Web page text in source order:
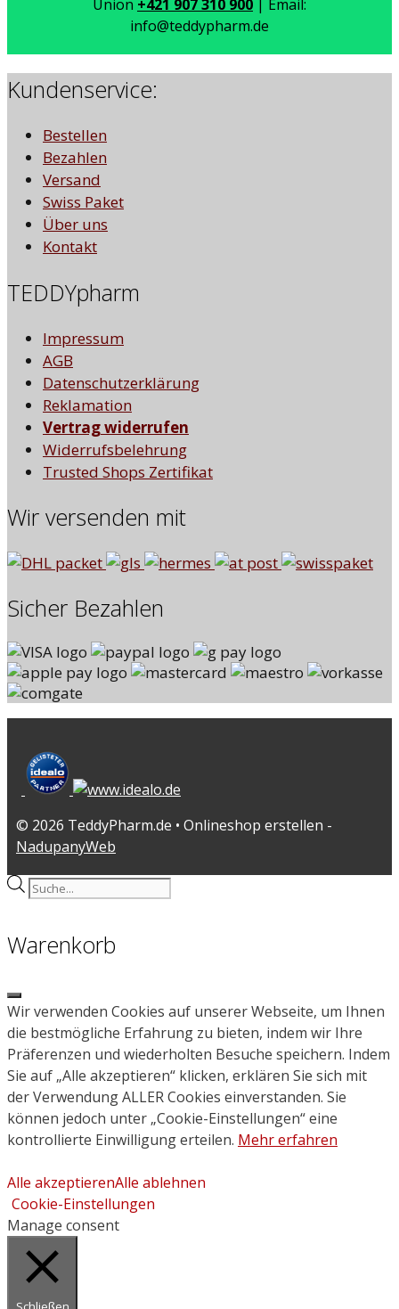
Union +421 907 310 900 | Email:
info@teddypharm.de
Kundenservice:
Bestellen
Bezahlen
Versand
Swiss Paket
Über uns
Kontakt
TEDDYpharm
Impressum
AGB
Datenschutzerklärung
Reklamation
Vertrag widerrufen
Widerrufsbelehrung
Trusted Shops Zertifikat
Wir versenden mit
Sicher Bezahlen
© 2026 TeddyPharm.de • Onlineshop erstellen -
NadupanyWeb
Products
Warenkorb
Close
Wir verwenden Cookies auf unserer Webseite, um Ihnen
die bestmögliche Erfahrung zu bieten, indem wir Ihre
Präferenzen und wiederholten Besuche speichern. Indem
Sie auf „Alle akzeptieren“ klicken, erklären Sie sich mit
der Verwendung ALLER Cookies einverstanden. Sie
können jedoch unter „Cookie-Einstellungen“ eine
kontrollierte Einwilligung erteilen. Mehr erfahren
Alle akzeptierenAlle ablehnen
Cookie-Einstellungen
Manage consent